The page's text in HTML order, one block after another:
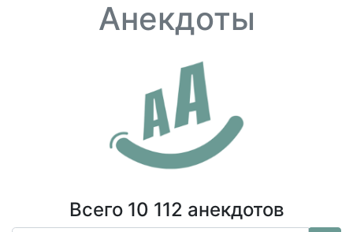
Анекдоты
Всего 10 112 анекдотов